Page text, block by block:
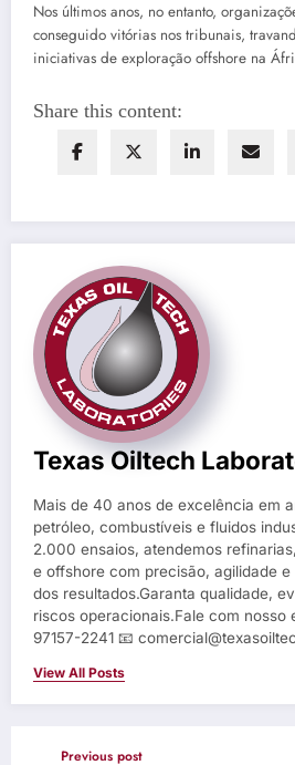
Nos últimos anos, no entanto,
conseguido vitórias nos tribunais,
iniciativas de exploração offshore na
Share this content:
Texas Oiltech
Mais de 40 anos de excelência em
petróleo, combustíveis e fluidos
2.000 ensaios, atendemos
e offshore com precisão, agilidade
dos resultados.Garanta qualidade,
riscos operacionais.Fale com nosso
97157-2241 📧
View All Posts
Previous post